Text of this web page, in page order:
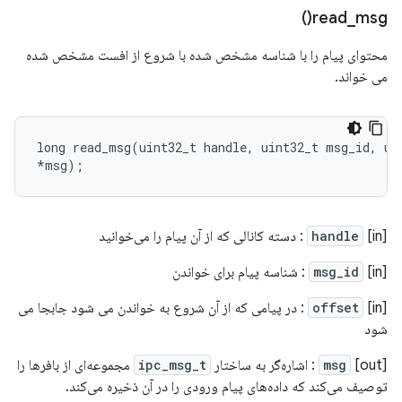
read_msg(
)
محتوای پیام را با شناسه مشخص شده با شروع از افست مشخص شده
می خواند.
long read_msg(uint32_t handle, uint32_t msg_id,
*msg);
[in]
handle : دسته کانالی که از آن پیام را می‌خوانید
[in]
msg_id : شناسه پیام برای خواندن
[in]
offset : در پیامی که از آن شروع به خواندن می شود جابجا می
شود
[out]
msg : اشاره‌گر به ساختار ipc_msg_t مجموعه‌ای از بافرها را
توصیف می‌کند که داده‌های پیام ورودی را در آن ذخیره می‌کند.